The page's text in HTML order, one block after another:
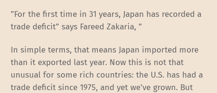
”For the first time in 31 years, Japan has recorded a
trade deficit” says Fareed Zakaria, ”
In simple terms, that means Japan imported more
than it exported last year. Now this is not that
unusual for some rich countries: the U.S. has had a
trade deficit since 1975, and yet we’ve grown. But